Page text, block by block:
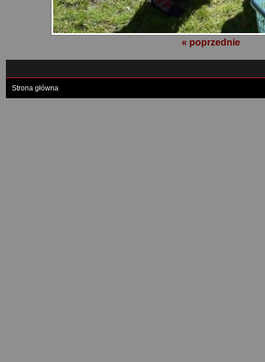
« poprzednie
Strona główna